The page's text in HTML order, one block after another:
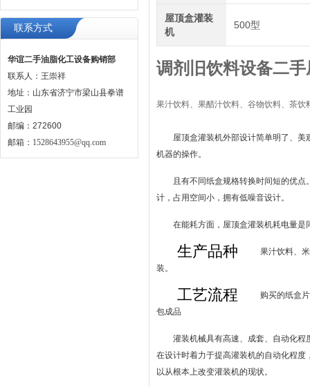
联系方式
华谊二手油脂化工设备购销部
联系人：王崇祥
地址：山东省济宁市梁山县拳谱
工业园
邮编：272600
邮箱： 1528643955@qq.com
屋顶盒灌装
机
500型
调剂旧饮料设备二
果汁饮料、果醋汁饮料、谷物饮料、茶
屋顶盒灌装机外部设计简单明了、
机器的操作。
且有不同纸盒规格转换时间短的优
计，占用空间小，拥有低噪音设计。
在能耗方面，屋顶盒灌装机耗电量
生产品种
果汁饮料、
装。
工艺流程
购买的纸盒
包成品
灌装机械具有高速、成套、自动化
在设计时着力于提高灌装机的自动化程
以从根本上改变灌装机的现状。